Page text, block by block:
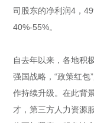
司股东的净利润4，
40%-55%。
自去年以来，各地积
强国战略，“政策红包
作持续升级。在此背
才，第三方人力资源